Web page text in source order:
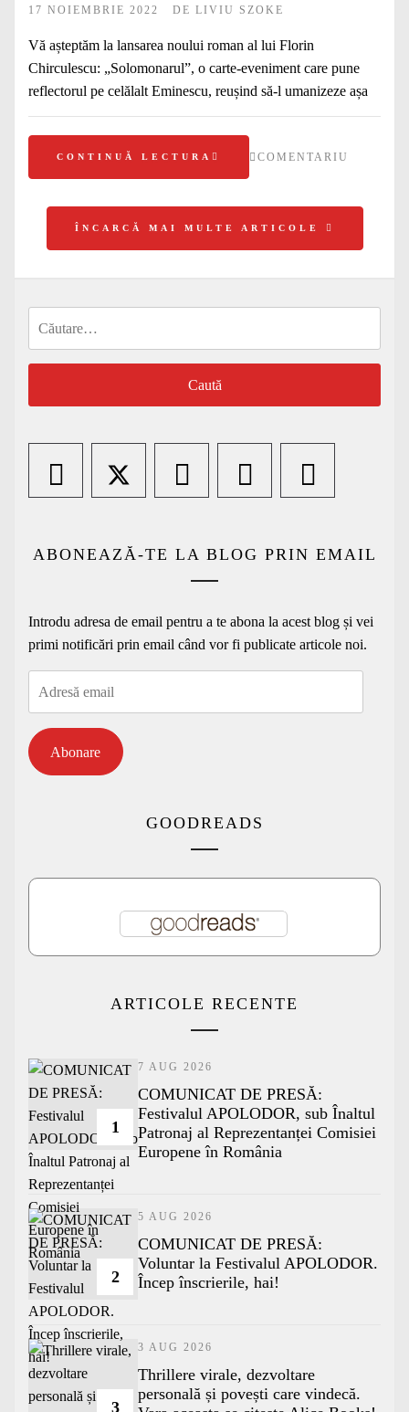
17 NOIEMBRIE 2022 DE LIVIU SZOKE
Vă așteptăm la lansarea noului roman al lui Florin
Chirculescu: „Solomonarul”, o carte-eveniment care pune
reflectorul pe celălalt Eminescu, reușind să-l umanizeze așa
CONTINUĂ LECTURA COMENTARIU
ÎNCARCĂ MAI MULTE ARTICOLE
ABONEAZĂ-TE LA BLOG PRIN EMAIL
Introdu adresa de email pentru a te abona la acest blog și vei
primi notificări prin email când vor fi publicate articole noi.
Abonare
GOODREADS
ARTICOLE RECENTE
1
7 AUG 2026
COMUNICAT DE PRESĂ:
Festivalul APOLODOR, sub Înaltul
Patronaj al Reprezentanței Comisiei
Europene în România
2
5 AUG 2026
COMUNICAT DE PRESĂ:
Voluntar la Festivalul APOLODOR.
Încep înscrierile, hai!
3
3 AUG 2026
Thrillere virale, dezvoltare
personală și povești care vindecă.